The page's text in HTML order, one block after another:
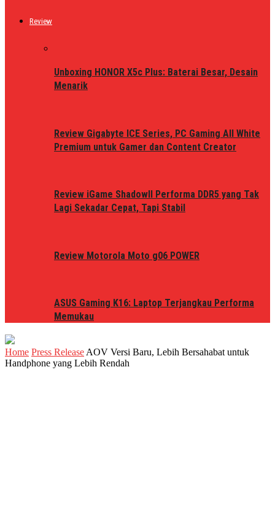
Review
Unboxing HONOR X5c Plus: Baterai Besar, Desain
Menarik
Review Gigabyte ICE Series, PC Gaming All White
Premium untuk Gamer dan Content Creator
Review iGame ShadowII Performa DDR5 yang Tak
Lagi Sekadar Cepat, Tapi Stabil
Review Motorola Moto g06 POWER
ASUS Gaming K16: Laptop Terjangkau Performa
Memukau
Home Press Release AOV Versi Baru, Lebih Bersahabat untuk
Handphone yang Lebih Rendah